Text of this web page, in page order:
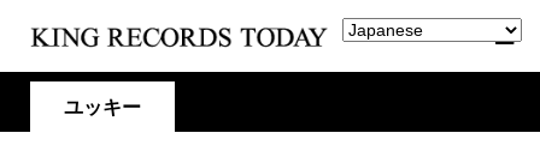
ユッキー